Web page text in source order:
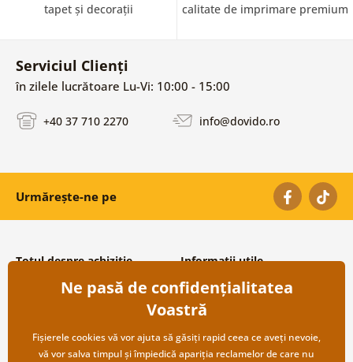
tapet și decorații calitate de imprimare premium
Serviciul Clienți
în zilele lucrătoare Lu-Vi: 10:00 - 15:00
+40 37 710 2270 info@dovido.ro
Urmărește-ne pe
Totul despre achiziție
Condiții și termeni generali
Protecția datelor personale
Transport și modalități de plată
Returnare
Informații utile
Despre noi
Întrebări frecvente
Contacte
Cooperare angro
Ne pasă de confidențialitatea
Voastră
Fișierele cookies vă vor ajuta să găsiți rapid ceea ce aveți nevoie,
vă vor salva timpul și împiedică apariția reclamelor de care nu